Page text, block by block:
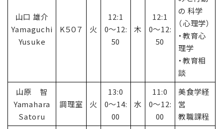
山口 雄介
Yamaguchi
Yusuke
K５０７ 火
12:1
0〜12:
50
木
12:1
0〜12:
50
の 科学
（心理学）
・教育心
理学
・教育相
談
山原 智
Yamahara
Satoru
調理室 火
13:0
0〜14:
00
水
11:0
0〜12:
00
美食学経
営
教職課程